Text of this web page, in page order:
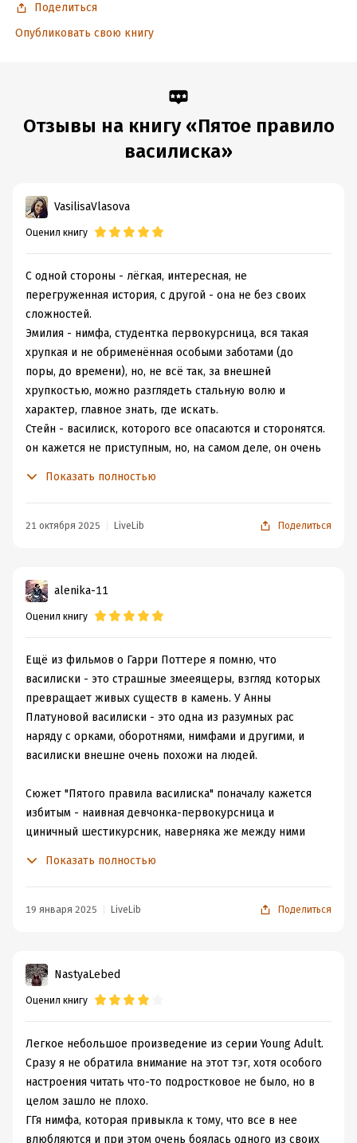
Поделиться
Опубликовать свою книгу
Отзывы на книгу «Пятое правило
василиска»
VasilisaVlasova
Оценил книгу
С одной стороны - лёгкая, интересная, не
перегруженная история, с другой - она не без своих
сложностей.
Эмилия - нимфа, студентка первокурсница, вся такая
хрупкая и не обрименённая особыми заботами (до
поры, до времени), но, не всё так, за внешней
хрупкостью, можно разглядеть стальную волю и
характер, главное знать, где искать.
Стейн - василиск, которого все опасаются и сторонятся.
он кажется не приступным, но, на самом деле, он очень
История оказалась интересной, лёгкой в чтении. Я
сюжета, хоть он и не содержит в себе +100500
различных событий, в ней одна линия, но продуманная
и проработанная
новых задумках.
Показать полностью
21 октября 2025 LiveLib Поделиться
alenika-11
Оценил книгу
Ещё из фильмов о Гарри Поттере я помню, что
василиски - это страшные змееящеры, взгляд которых
превращает живых существ в камень. У Анны
Платуновой василиски - это одна из разумных рас
наряду с орками, оборотнями, нимфами и другими, и
василиски внешне очень похожи на людей.
Сюжет "Пятого правила василиска" поначалу кажется
избитым - наивная девчонка-первокурсница и
циничный шестикурсник, наверняка же между ними
только не любовь! Поначалу казалось именно так, но,
быстро прониклись тёплыми чувствами. Ведь иначе и
быть не могло - мир у них такой :)
прекрасный - столько юмора и навности, столько
девичьих переживаний и настоящих приключений!
Заряд хорошего настроения обеспечен!
Показать полностью
19 января 2025 LiveLib Поделиться
NastyaLebed
Оценил книгу
Легкое небольшое произведение из серии Young Adult.
Сразу я не обратила внимание на этот тэг, хотя особого
настроения читать что-то подростковое не было, но в
целом зашло не плохо.
ГГя нимфа, которая привыкла к тому, что все в нее
влюбляются и при этом очень боялась одного из своих